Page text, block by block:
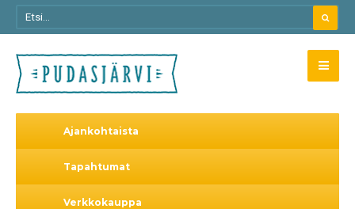
Ajankohtaista
Tapahtumat
Verkkokauppa